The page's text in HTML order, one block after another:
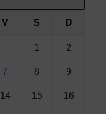
V S D
1 2
7 8 9
14 15 16